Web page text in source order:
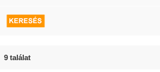
9 találat